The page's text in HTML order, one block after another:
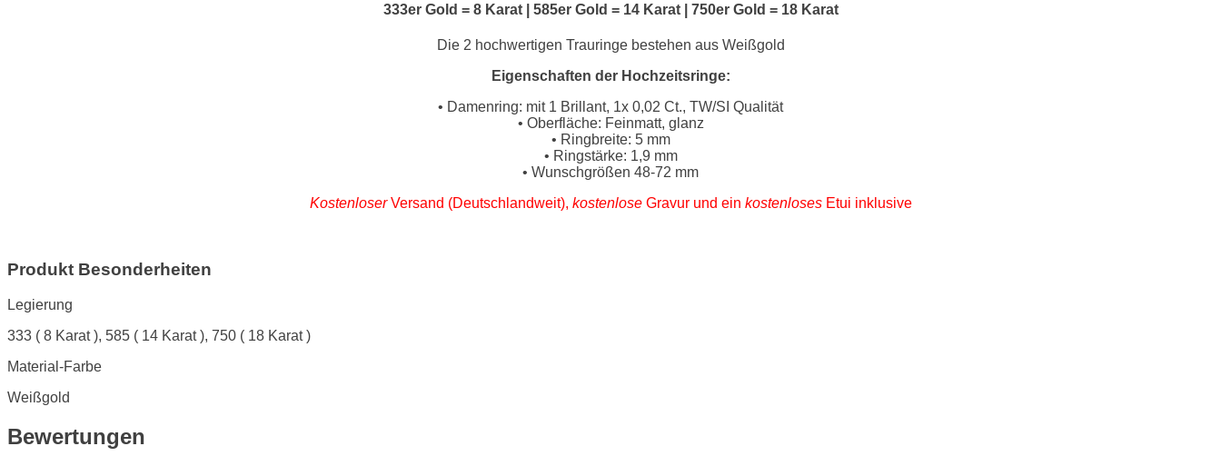
333er Gold = 8 Karat | 585er Gold = 14 Karat | 750er Gold = 18 Karat
Die 2 hochwertigen Trauringe bestehen aus Weißgold
Eigenschaften der Hochzeitsringe:
• Damenring: mit 1 Brillant, 1x 0,02 Ct., TW/SI Qualität
• Oberfläche: Feinmatt, glanz
• Ringbreite: 5 mm
• Ringstärke: 1,9 mm
• Wunschgrößen 48-72 mm
KostenloserVersand (Deutschlandweit), kostenloseGravur und ein kostenlosesEtui inklusive
Produkt Besonderheiten
Legierung
333 ( 8 Karat ), 585 ( 14 Karat ), 750 ( 18 Karat )
Material-Farbe
Weißgold
Bewertungen